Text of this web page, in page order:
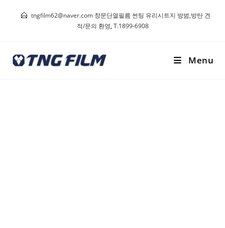
tngfilm62@naver.com 창문단열필름 썬팅 유리시트지 방범,방탄 견
적/문의 환영, T.1899-6908
Menu